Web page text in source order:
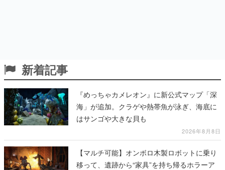
新着記事
『めっちゃカメレオン』に新公式マップ「深
海」が追加。クラゲや熱帯魚が泳ぎ、海底に
はサンゴや大きな貝も
2026年8月8日
【マルチ可能】オンボロ木製ロボットに乗り
移って、遺跡から“家具”を持ち帰るホラーア